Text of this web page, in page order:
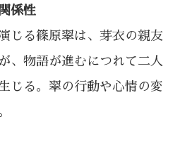
係性
じる篠原翠は、芽衣の親友
、物語が進むにつれて二人
じる。翠の行動や心情の変